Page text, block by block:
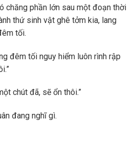
chăng phần lớn sau một đoạn thời
thứ sinh vật ghê tởm kia, lang
tối.
đêm tối nguy hiểm luôn rình rập
chút đã, sẽ ổn thôi.”
đang nghĩ gì.